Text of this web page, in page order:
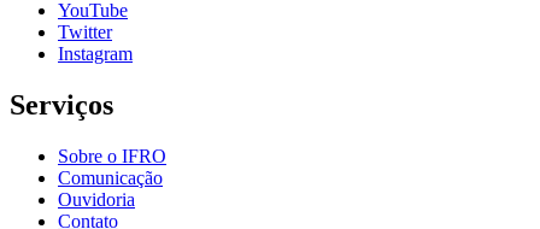
YouTube
Twitter
Instagram
Serviços
Sobre o IFRO
Comunicação
Ouvidoria
Contato